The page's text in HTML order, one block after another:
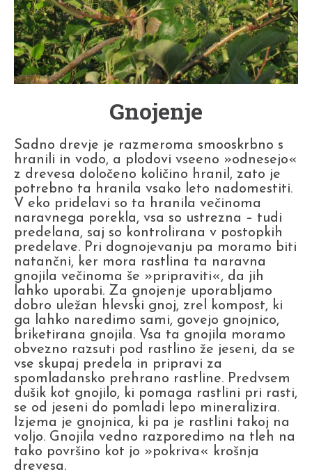
Gnojenje
Sadno drevje je razmeroma smooskrbno s
hranili in vodo, a plodovi vseeno »odnesejo«
z drevesa določeno količino hranil, zato je
potrebno ta hranila vsako leto nadomestiti.
V eko pridelavi so ta hranila večinoma
naravnega porekla, vsa so ustrezna – tudi
predelana, saj so kontrolirana v postopkih
predelave. Pri dognojevanju pa moramo biti
natančni, ker mora rastlina ta naravna
gnojila večinoma še »pripraviti«, da jih
lahko uporabi. Za gnojenje uporabljamo
dobro uležan hlevski gnoj, zrel kompost, ki
ga lahko naredimo sami, govejo gnojnico,
briketirana gnojila. Vsa ta gnojila moramo
obvezno razsuti pod rastlino že jeseni, da se
vse skupaj predela in pripravi za
spomladansko prehrano rastline. Predvsem
dušik kot gnojilo, ki pomaga rastlini pri rasti,
se od jeseni do pomladi lepo mineralizira.
Izjema je gnojnica, ki pa je rastlini takoj na
voljo. Gnojila vedno razporedimo na tleh na
tako površino kot jo »pokriva« krošnja
drevesa.